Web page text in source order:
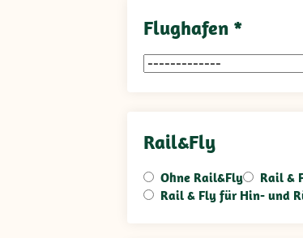
Flughafen *
Rail&Fly
Ohne Rail&Fly
Rail &
Rail & Fly für Hin- und